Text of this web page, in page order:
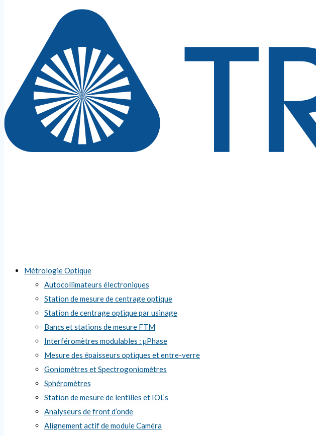
Métrologie Optique
Autocollimateurs électroniques
Station de mesure de centrage optique
Station de centrage optique par usinage
Bancs et stations de mesure FTM
Interféromètres modulables : µPhase
Mesure des épaisseurs optiques et entre-verre
Goniomètres et Spectrogoniomètres
Sphéromètres
Station de mesure de lentilles et IOL’s
Analyseurs de front d’onde
Alignement actif de module Caméra